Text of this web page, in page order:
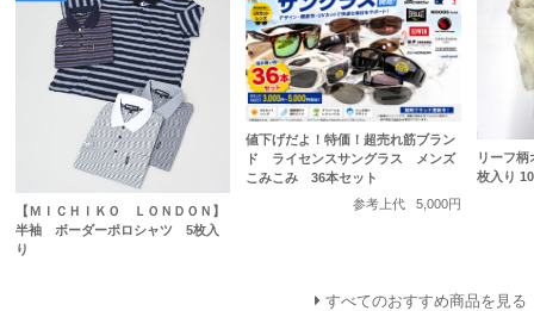
【ＭＩＣＨＩＫＯ ＬＯＮＤＯＮ】
半袖 ボーダーポロシャツ 5枚入
り
値下げだよ！特価！超売れ筋ブラン
ド ライセンスサングラス メンズ
こみこみ 36本セット
参考上代
5,000円
リーフ
枚入り
すべてのおすすめ商品を見る